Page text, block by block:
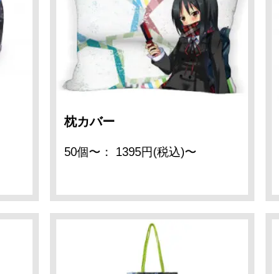
枕カバー
50個〜： 1395円(税込)〜